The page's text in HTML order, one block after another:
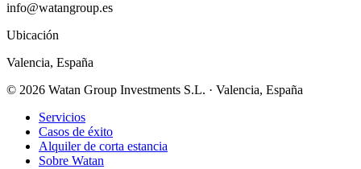
info@watangroup.es
Ubicación
Valencia, España
© 2026 Watan Group Investments S.L. · Valencia, España
Servicios
Casos de éxito
Alquiler de corta estancia
Sobre Watan